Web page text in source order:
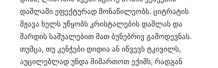
დაშლაში ეფექტურად მონაწილეობს. ციტრატის
მჟავა ხელს უწყობს კრისტალების დაშლას და
შარდის საშუალებით მათ ბუნებრივ გამოდევნას.
თუმცა, თუ კენჭები დიდია ან იწვევს ტკივილს,
აუცილებლად უნდა მიმართოთ ექიმს, რადგან